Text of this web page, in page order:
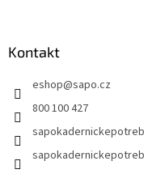
Kontakt
eshop@sapo.cz
800 100 427